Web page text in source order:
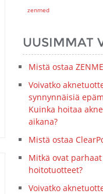
zenmed
UUSIMMAT
Mistä ostaa
Voivatko
synnynnäisiä
Kuinka hoitaa
aikana?
Mistä ostaa
Mitkä ovat
hoitotuotteet?
Voivatko